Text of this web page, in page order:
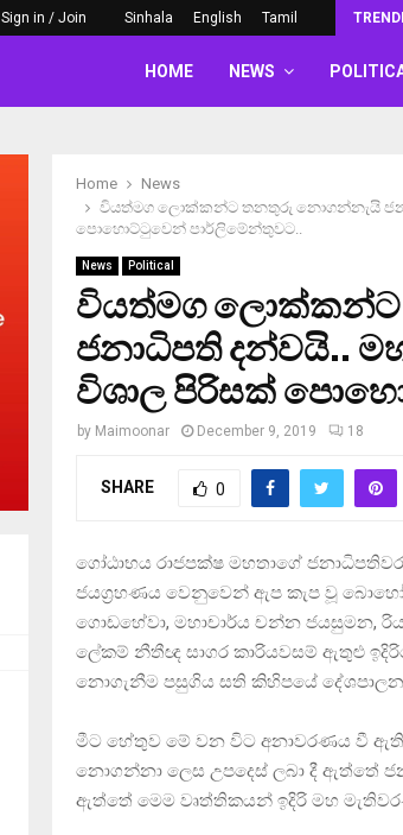
Sign in / Join Sinhala English Tamil
HOME NEWS
Home
News
වියත්මග ලොක්කන්ට තනතුරු නොගන්නැයි
පොහොට්ටුවෙන් පාර්ලිමේන්තුවට..
News Political
වියත්මග
ජනාධිපති දන්වයි..
විශාල පිරිසක්
by Maimoonar December 9, 2019 18
SHARE 0
ගෝඨාභය රාජපක්ෂ මහතාගේ
ජයග්‍රහණය වෙනුවෙන් ඇප කැප වූ
ගොඩහේවා, මහාචාර්ය චන්න ජයසුමන,
ලේකම් නීතීඥ සාගර කාරියවසම් ඇතුළු
නොගැනීම පසුගිය සති කිහිපයේ
මීට හේතුව මේ වන විට අනාවරණය වී
නොගන්නා ලෙස උපදෙස් ලබා දී ඇත්තේ
ඇත්තේ මෙම වෘත්තිකයන් ඉදිරි මහ